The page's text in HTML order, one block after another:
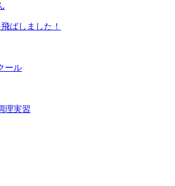
ばしました！
ール
理実習